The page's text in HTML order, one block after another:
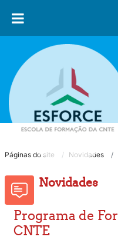
Páginas do site Novidades
Novidades
Programa de
CNTE